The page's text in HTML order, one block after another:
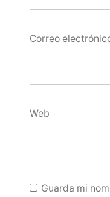
Correo
Web
Guarda mi